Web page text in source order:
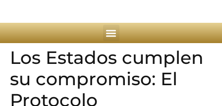
Los Estados cumplen
su compromiso: El
Protocolo